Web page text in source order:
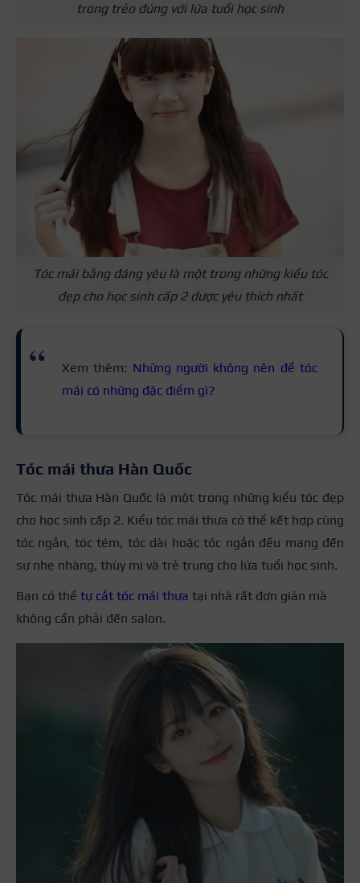
trong trẻo đúng với lứa tuổi học sinh
Tóc mái bằng đáng yêu là một trong những kiểu tóc
đẹp cho học sinh cấp 2 được yêu thích nhất
Xem thêm: Những người không nên để tóc
mái có những đặc điểm gì?
Tóc mái thưa Hàn Quốc
Tóc mái thưa Hàn Quốc là một trong những kiểu tóc đẹp
cho học sinh cấp 2. Kiểu tóc mái thưa có thể kết hợp cùng
tóc ngắn, tóc tém, tóc dài hoặc tóc ngắn đều mang đến
sự nhẹ nhàng, thùy mị và trẻ trung cho lứa tuổi học sinh.
Bạn có thể tự cắt tóc mái thưa tại nhà rất đơn giản mà
không cần phải đến salon.